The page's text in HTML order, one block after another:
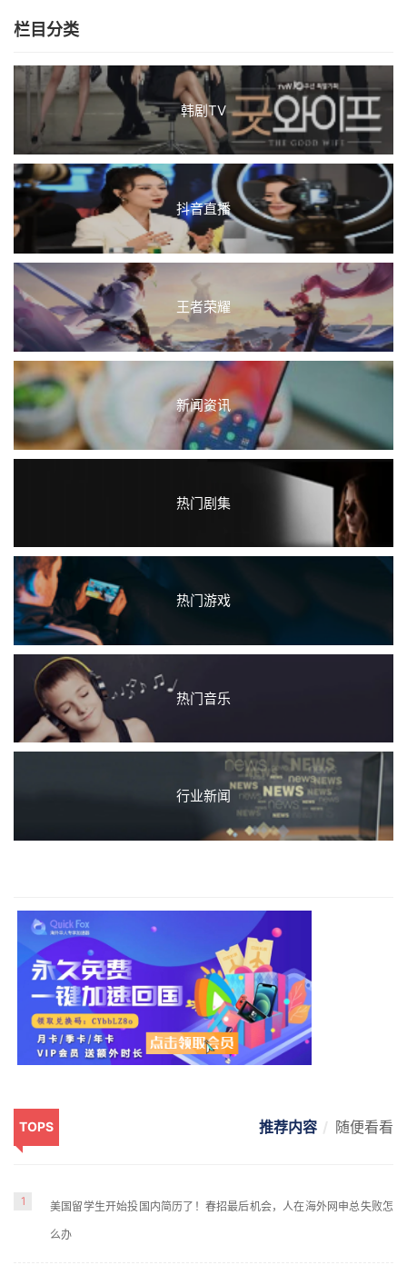
栏目分类
韩剧TV
抖音直播
王者荣耀
新闻资讯
热门剧集
热门游戏
热门音乐
行业新闻
TOPS 推荐内容 随便看看
1 美国留学生开始投国内简历了！春招最后机会，人在海外网申总失败怎
么办